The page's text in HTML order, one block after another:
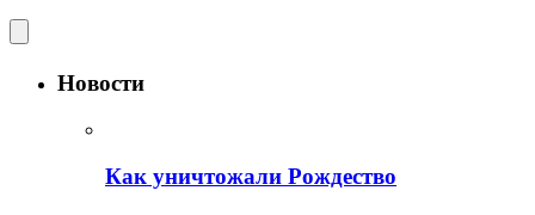
Новости
Как уничтожали Рождество